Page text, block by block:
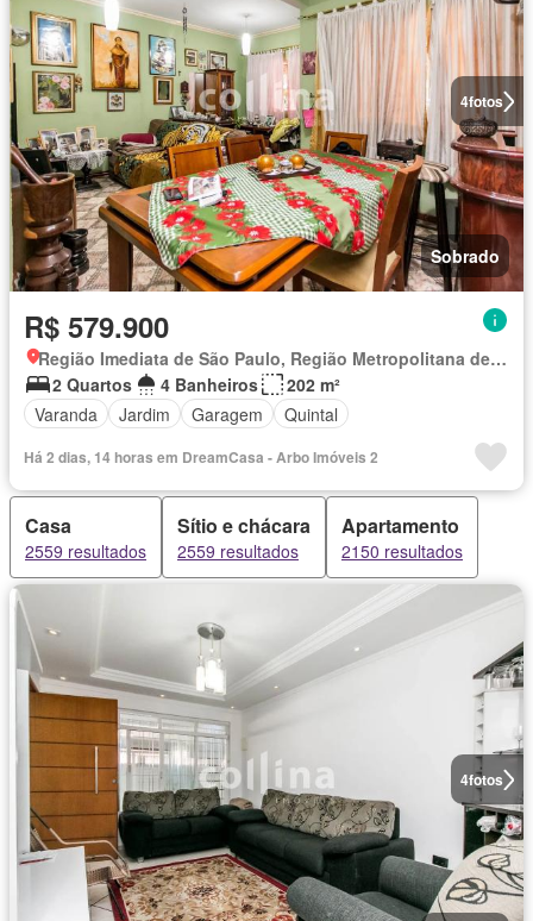
4fotos
Sobrado
R$ 579.900
Região Imediata de São Paulo, Região Metropolitana de São Paulo
2 Quartos
4 Banheiros
202 m²
Varanda
Jardim Garagem Quintal
Há 2 dias, 14 horas em DreamCasa - Arbo Imóveis 2
Casa
2559 resultados
Sítio e chácara
2559 resultados
Apartamento
2150 resultados
4fotos